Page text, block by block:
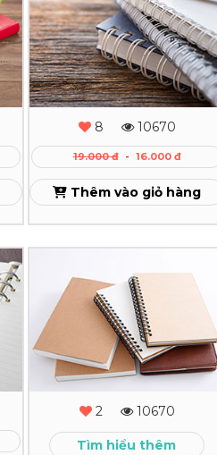
Sổ
Tay
Gáy
Xo
Theo
Cầu
Xem
8 10670
19.000 đ - 16.000 đ
Thêm vào giỏ hàng
Sổ
Tay
Còng
2 10670
Tìm hiểu thêm